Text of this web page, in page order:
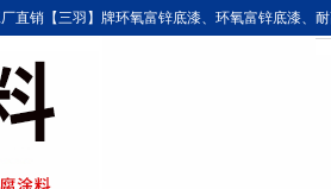
直销【三羽】牌环氧富锌底漆、环氧富锌底漆、